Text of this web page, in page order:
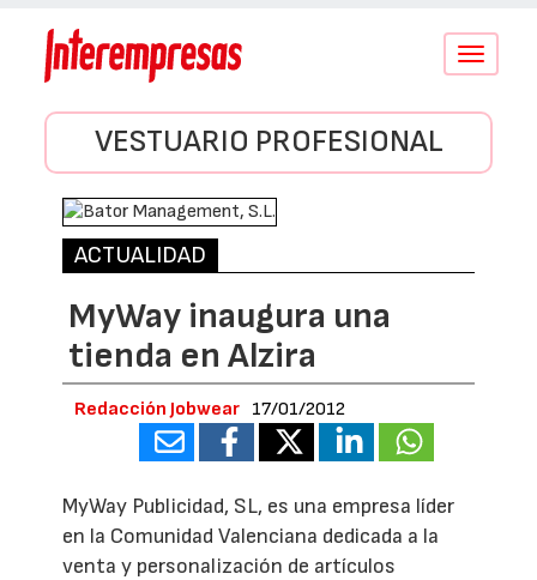
Conmutar
VESTUARIO PROFESIONAL
ACTUALIDAD
MyWay inaugura una
tienda en Alzira
Redacción Jobwear 17/01/2012
MyWay Publicidad, SL, es una empresa líder
en la Comunidad Valenciana dedicada a la
venta y personalización de artículos